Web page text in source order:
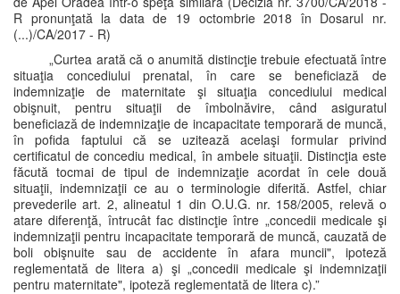
R pronunţată la data de 19 octombrie 2018 în Dosarul nr.
(...)/CA/2017 - R)
„Curtea arată că o anumită distincţie trebuie efectuată între
situaţia concediului prenatal, în care se beneficiază de
indemnizaţie de maternitate şi situaţia concediului medical
obişnuit, pentru situaţii de îmbolnăvire, când asiguratul
beneficiază de indemnizaţie de incapacitate temporară de muncă,
în pofida faptului că se uzitează acelaşi formular privind
certificatul de concediu medical, în ambele situaţii. Distincţia este
făcută tocmai de tipul de indemnizaţie acordat în cele două
situaţii, indemnizaţii ce au o terminologie diferită. Astfel, chiar
prevederile art. 2, alineatul 1 din O.U.G. nr. 158/2005, relevă o
atare diferenţă, întrucât fac distincţie între „concedii medicale şi
indemnizaţii pentru incapacitate temporară de muncă, cauzată de
boli obişnuite sau de accidente în afara muncii", ipoteză
reglementată de litera a) şi „concedii medicale şi indemnizaţii
pentru maternitate", ipoteză reglementată de litera c).”